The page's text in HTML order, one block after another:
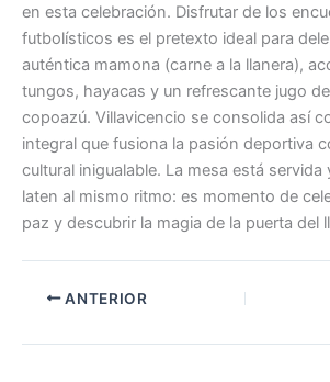
en esta celebración. Disfrutar de los
futbolísticos es el pretexto ideal para
auténtica mamona (carne a la llanera),
tungos, hayacas y un refrescante jugo
copoazú. Villavicencio se consolida así
integral que fusiona la pasión deportiva
cultural inigualable. La mesa está
laten al mismo ritmo: es momento de
paz y descubrir la magia de la puerta del
ANTERIOR